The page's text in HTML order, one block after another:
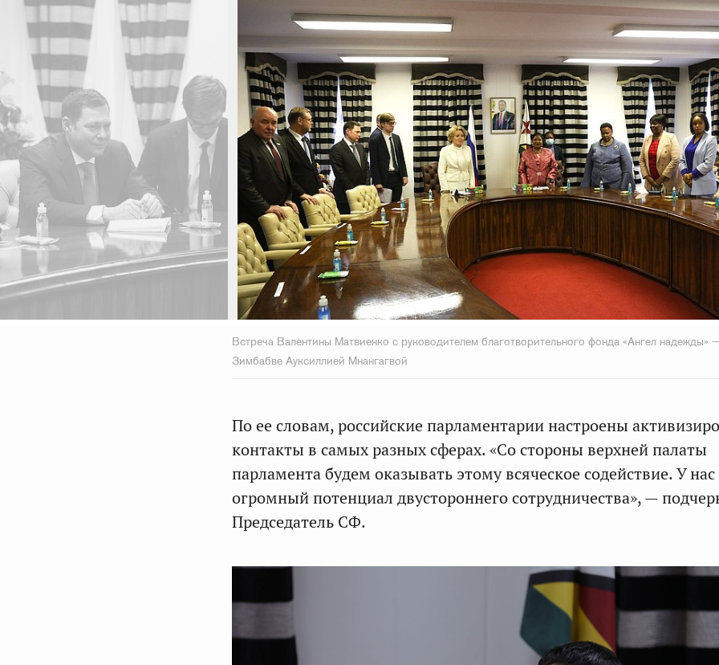
Встреча Валентины Матвиенко с руководителем благотворительного фонда «Ангел надежды»
Зимбабве Ауксиллией Мнангагвой
По ее словам, российские парламентарии настроены
контакты в самых разных сферах. «Со стороны верхней палаты
парламента будем оказывать этому всяческое содействие. У нас
огромный потенциал двустороннего сотрудничества», —
Председатель СФ.